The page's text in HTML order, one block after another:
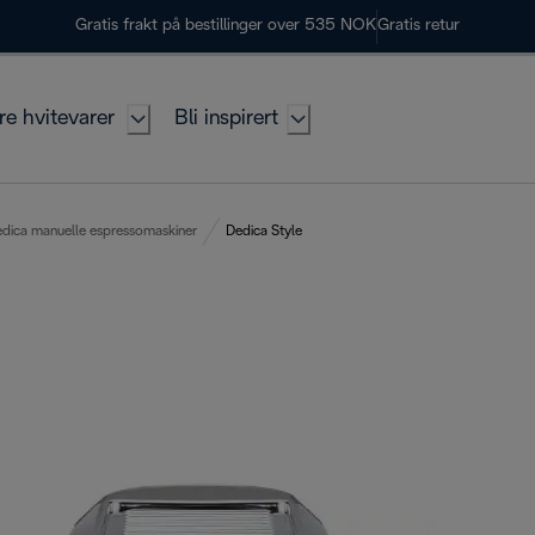
Gratis frakt på bestillinger over 535 NOKGratis retur
hvitevarer Bli inspirert
manuelle espressomaskiner Dedica Style